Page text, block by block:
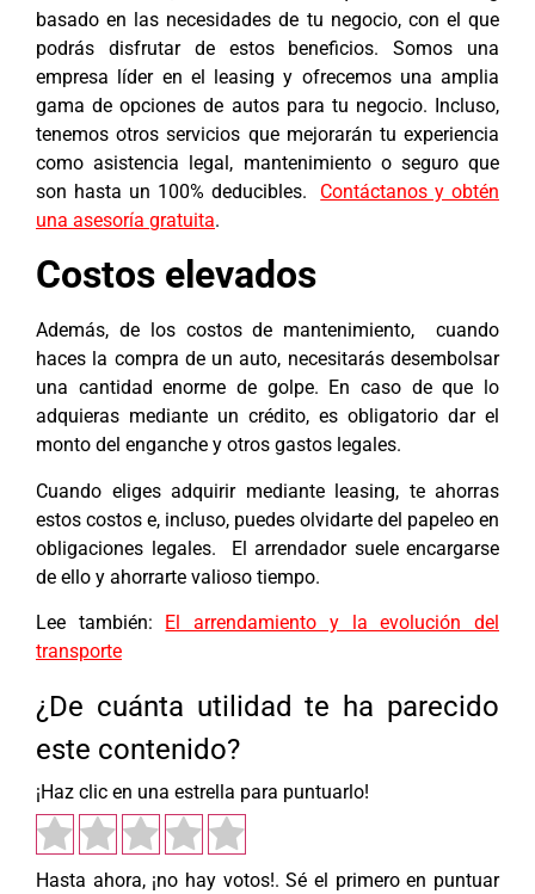
basado en las necesidades de tu negocio, con el que
podrás disfrutar de estos beneficios. Somos una
empresa líder en el leasing y ofrecemos una amplia
gama de opciones de autos para tu negocio. Incluso,
tenemos otros servicios que mejorarán tu experiencia
como asistencia legal, mantenimiento o seguro que
son hasta un 100% deducibles. Contáctanos y obtén
una asesoría gratuita.
Costos elevados
Además, de los costos de mantenimiento, cuando
haces la compra de un auto, necesitarás desembolsar
una cantidad enorme de golpe. En caso de que lo
adquieras mediante un crédito, es obligatorio dar el
monto del enganche y otros gastos legales.
Cuando eliges adquirir mediante leasing, te ahorras
estos costos e, incluso, puedes olvidarte del papeleo en
obligaciones legales. El arrendador suele encargarse
de ello y ahorrarte valioso tiempo.
Lee también: El arrendamiento y la evolución del
transporte
¿De cuánta utilidad te ha parecido
este contenido?
¡Haz clic en una estrella para puntuarlo!
Hasta ahora, ¡no hay votos!. Sé el primero en puntuar